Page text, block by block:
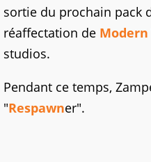
sortie du prochain pack
réaffectation de
studios.
Pendant ce temps,
"Respawner".